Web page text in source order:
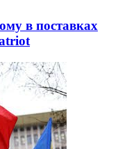
в поставках